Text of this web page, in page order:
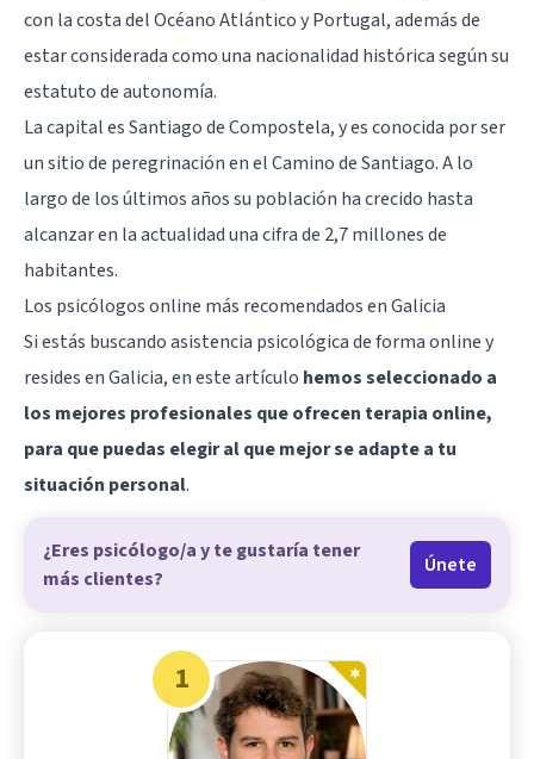
con la costa del Océano Atlántico y Portugal, además de
estar considerada como una nacionalidad histórica según su
estatuto de autonomía.
La capital es Santiago de Compostela, y es conocida por ser
un sitio de peregrinación en el Camino de Santiago. A lo
largo de los últimos años su población ha crecido hasta
alcanzar en la actualidad una cifra de 2,7 millones de
habitantes.
Los psicólogos online más recomendados en Galicia
Si estás buscando asistencia psicológica de forma online y
resides en Galicia, en este artículo hemos seleccionado a
los mejores profesionales que ofrecen terapia online,
para que puedas elegir al que mejor se adapte a tu
situación personal.
¿Eres psicólogo/a y te gustaría tener
más clientes?
Únete
1